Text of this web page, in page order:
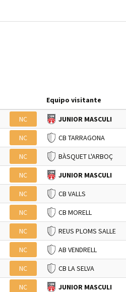
Equipo visitante
NC JUNIOR MASCULI
NC CB TARRAGONA
NC BÀSQUET L'ARBOÇ
NC JUNIOR MASCULI
NC CB VALLS
NC CB MORELL
NC REUS PLOMS SALLE
NC AB VENDRELL
NC CB LA SELVA
NC JUNIOR MASCULI